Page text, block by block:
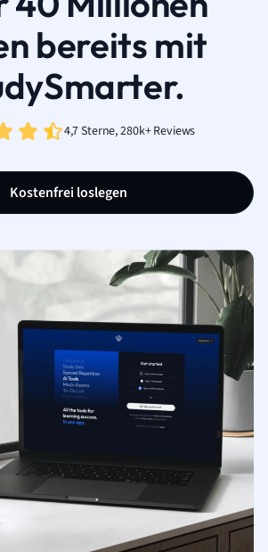
bereits mit
4,7 Sterne, 280k+ Reviews
Kostenfrei loslegen